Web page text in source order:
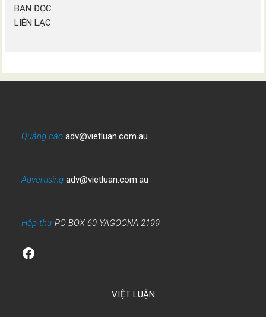
BẠN ĐỌC
LIÊN LẠC
Quảng cáo adv@vietluan.com.au
Advertising adv@vietluan.com.au
Hộp thưPO BOX 60 YAGOONA 2199
Facebook
VIỆT LUẬN